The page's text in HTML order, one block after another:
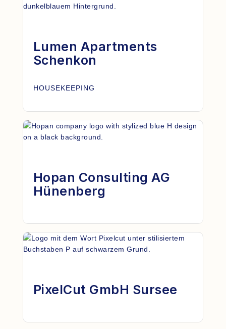
Lumen Apartments
Schenkon
HOUSEKEEPING
Hopan Consulting AG
Hünenberg
PixelCut GmbH Sursee